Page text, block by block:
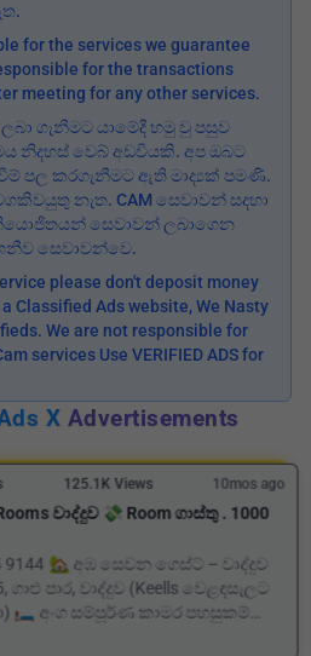
for the services we guarantee
for the transactions
meeting for any other services.
ගැනීමට යාමේදී හමු වු පසුව
නිදහස් වෙබ් අඩවියකි. අප ඔබට
පල කරගැනීමට ඇති මාද්‍යක් පමණි.
නැත. CAM සෙවාවන් සදහා
සෙවාවන් ලබාගෙන
සෙවාවන්වෙ.
please don't deposit money
Classified Ads website, We Nasty
We are not responsible for
services Use VERIFIED ADS for
X Advertisements
125.1K Views 10mos ago
9144 🏡 අඹ සෙවන ගෙස්ට් – වාද්දුව
ගාළු පාර, වාද්දුව (Keells වෙළඳසැලට